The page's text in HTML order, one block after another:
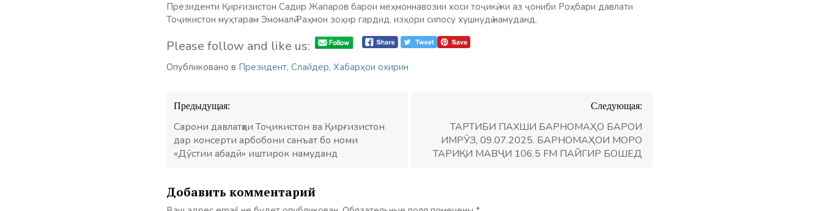
Президенти Қирғизистон Садир Жапаров барои меҳмоннавозии хоси тоҷикӣ, ки аз ҷониби Роҳбари давлати
Тоҷикистон муҳтарам Эмомалӣ Раҳмон зоҳир гардид, изҳори сипосу хушнудӣ намуданд.
Please follow and like us:
Опубликовано в Президент, Слайдер, Хабарҳои охирин
Навигация
по
записям
Предыдущая:
Сарони давлатҳои Тоҷикистон ва Қирғизистон
дар консерти арбобони санъат бо номи
«Дӯстии абадӣ» иштирок намуданд
Следующая:
ТАРТИБИ ПАХШИ БАРНОМАҲО БАРОИ
ИМРӮЗ, 09.07.2025. БАРНОМАҲОИ МОРО
ТАРИҚИ МАВҶИ 106.5 FM ПАЙГИР БОШЕД
Добавить комментарий